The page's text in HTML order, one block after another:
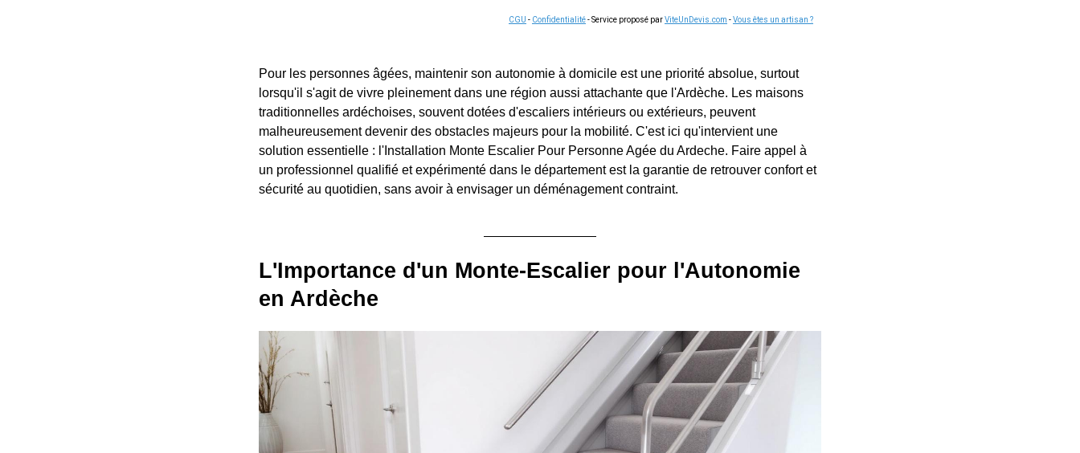
CGU - Confidentialité- Service proposé parViteUnDevis.com -Vous êtes un artisan ?
Pour les personnes âgées, maintenir son autonomie à domicile est une priorité absolue, surtout
lorsqu'il s'agit de vivre pleinement dans une région aussi attachante que l'Ardèche. Les maisons
traditionnelles ardéchoises, souvent dotées d'escaliers intérieurs ou extérieurs, peuvent
malheureusement devenir des obstacles majeurs pour la mobilité. C'est ici qu'intervient une
solution essentielle : l'Installation Monte Escalier Pour Personne Agée du Ardeche. Faire appel à
un professionnel qualifié et expérimenté dans le département est la garantie de retrouver confort et
sécurité au quotidien, sans avoir à envisager un déménagement contraint.
L'Importance d'un Monte-Escalier pour l'Autonomie
en Ardèche